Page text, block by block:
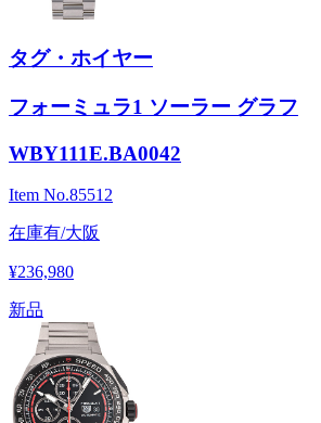
タグ・ホイヤー
フォーミュラ1 ソーラー グラフ
WBY111E.BA0042
Item No.85512
在庫有/大阪
¥236,980
新品